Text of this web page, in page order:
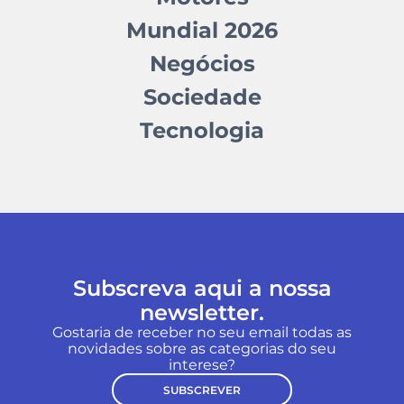
Mundial 2026
Negócios
Sociedade
Tecnologia
Subscreva aqui a nossa
newsletter.
Gostaria de receber no seu email todas as
novidades sobre as categorias do seu
interese?
SUBSCREVER